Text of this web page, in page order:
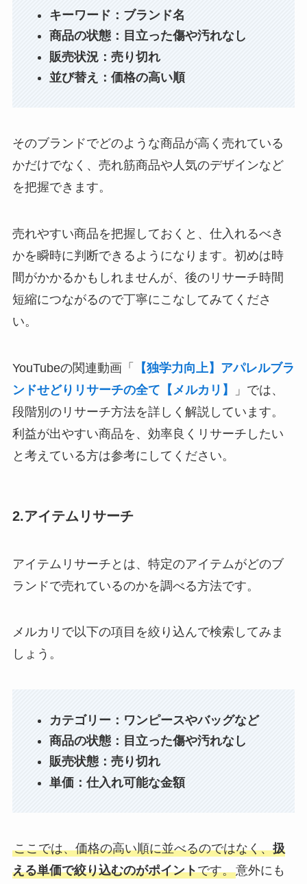
キーワード：ブランド名
商品の状態：目立った傷や汚れなし
販売状況：売り切れ
並び替え：価格の高い順
そのブランドでどのような商品が高く売れている
かだけでなく、売れ筋商品や人気のデザインなど
を把握できます。
売れやすい商品を把握しておくと、仕入れるべき
かを瞬時に判断できるようになります。初めは時
間がかかるかもしれませんが、後のリサーチ時間
短縮につながるので丁寧にこなしてみてくださ
い。
YouTubeの関連動画「
【独学力向上】アパレルブラ
ンドせどりリサーチの全て【メルカリ】
」では、
段階別のリサーチ方法を詳しく解説しています。
利益が出やすい商品を、効率良くリサーチしたい
と考えている方は参考にしてください。
2.アイテムリサーチ
アイテムリサーチとは、特定のアイテムがどのブ
ランドで売れているのかを調べる方法です。
メルカリで以下の項目を絞り込んで検索してみま
しょう。
カテゴリー：ワンピースやバッグなど
商品の状態：目立った傷や汚れなし
販売状態：売り切れ
単価：仕入れ可能な金額
ここでは、価格の高い順に並べるのではなく、扱
える単価で絞り込むのがポイントです。意外にも